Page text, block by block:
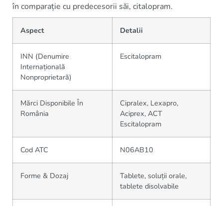
în comparație cu predecesorii săi, citalopram.
Aspect Detalii
INN (Denumire
Internațională
Nonproprietară)
Escitalopram
Mărci Disponibile În
România
Cipralex, Lexapro,
Aciprex, ACT
Escitalopram
Cod ATC N06AB10
Forme & Dozaj
Tablete, soluții orale,
tablete disolvabile